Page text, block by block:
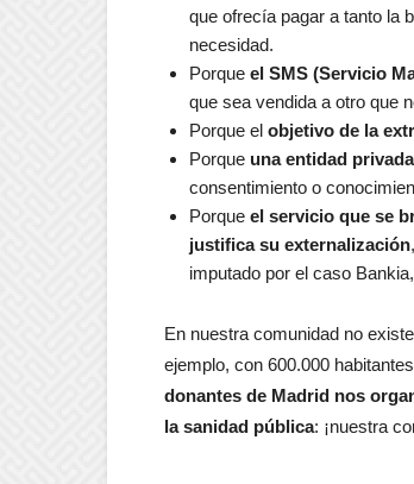
que ofrecía pagar a tanto la
necesidad.
Porque el SMS (Servicio
que sea vendida a otro que
Porque el objetivo de la
Porque una entidad
consentimiento o
Porque el servicio que se
justifica su externalización
imputado por el caso
En nuestra comunidad no
ejemplo, con 600.000
donantes de Madrid nos
la sanidad pública: ¡nuestra